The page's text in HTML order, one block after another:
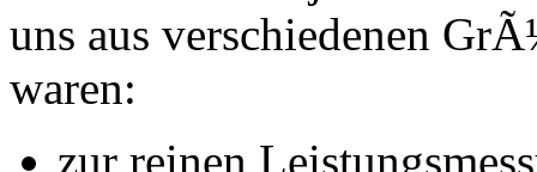
uns aus verschiedenen
waren:
zur reinen